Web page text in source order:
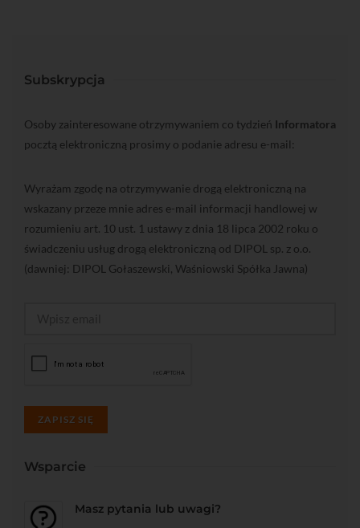
Subskrypcja
Osoby zainteresowane otrzymywaniem co tydzień Informatora
pocztą elektroniczną prosimy o podanie adresu e-mail:
Wyrażam zgodę na otrzymywanie drogą elektroniczną na
wskazany przeze mnie adres e-mail informacji handlowej w
rozumieniu art. 10 ust. 1 ustawy z dnia 18 lipca 2002 roku o
świadczeniu usług drogą elektroniczną od DIPOL sp. z o.o.
(dawniej: DIPOL Gołaszewski, Waśniowski Spółka Jawna)
ZAPISZ SIĘ
Wsparcie
Masz pytania lub uwagi?